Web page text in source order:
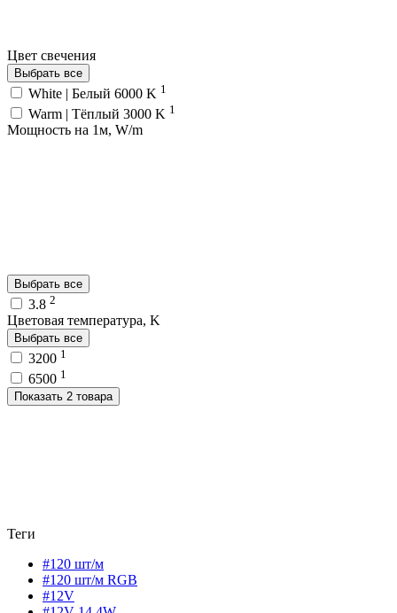
Цвет свечения
Выбрать все
White | Белый 6000 K 1
Warm | Тёплый 3000 K 1
Мощность на 1м, W/m
Выбрать все
3.8 2
Цветовая температура, K
Выбрать все
3200 1
6500 1
Показать 2 товара
Теги
#120 шт/м
#120 шт/м RGB
#12V